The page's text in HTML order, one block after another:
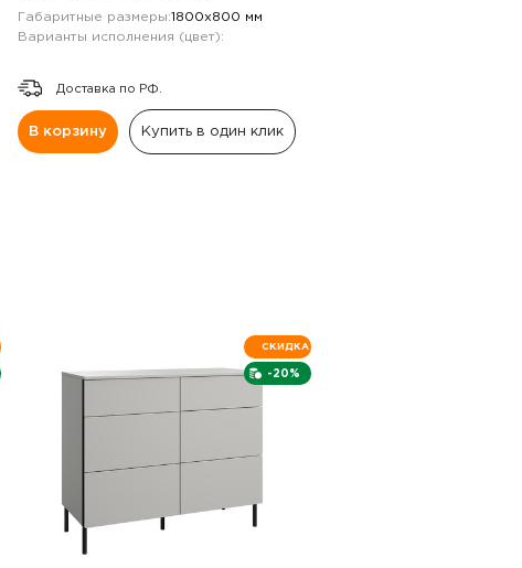
Габаритные размеры:1800х800 мм
Варианты исполнения (цвет):
Доставка по РФ.
В корзину Купить в один клик
-20%
СКИДКА